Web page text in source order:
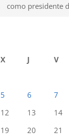
como presidente
X J V
5 6 7
12 13 14
19 20 21